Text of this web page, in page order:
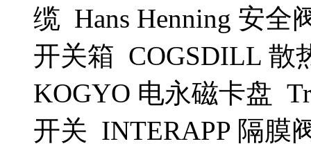
缆 Hans Henning 安全
开关箱 COGSDILL 散
KOGYO 电永磁卡盘
开关 INTERAPP 隔膜